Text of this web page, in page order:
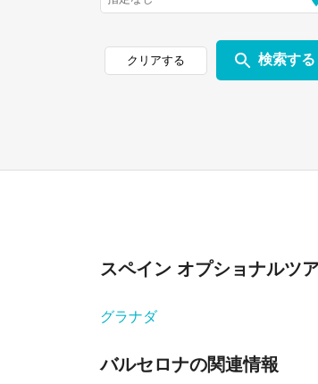
スペイン オプショナルツ
グラナダ
バルセロナの関連情報